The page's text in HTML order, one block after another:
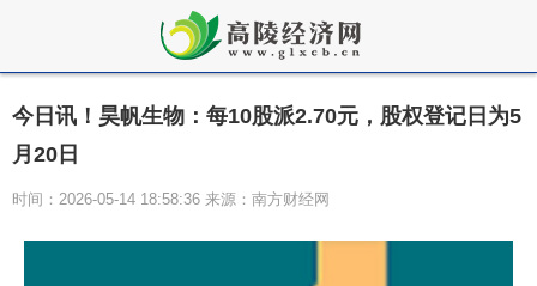
今日讯！昊帆生物：每10股派2.70元，股权登记日为5
月20日
时间：2026-05-14 18:58:36 来源：南方财经网